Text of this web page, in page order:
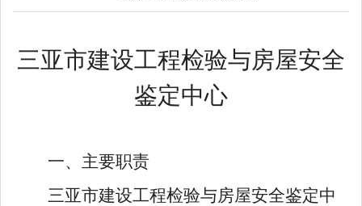
三亚市建设工程检验与房屋安全
鉴定中心
一、主要职责
三亚市建设工程检验与房屋安全鉴定中